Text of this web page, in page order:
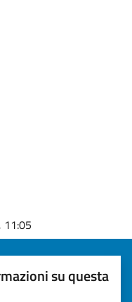
su questa